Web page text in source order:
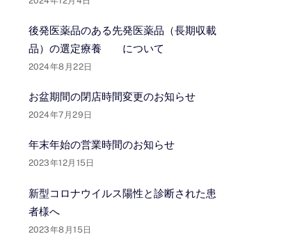
後発医薬品のある先発医薬品（長期収載
品）の選定療養 について
2024年8月22日
お盆期間の閉店時間変更のお知らせ
2024年7月29日
年末年始の営業時間のお知らせ
2023年12月15日
新型コロナウイルス陽性と診断された患
者様へ
2023年8月15日